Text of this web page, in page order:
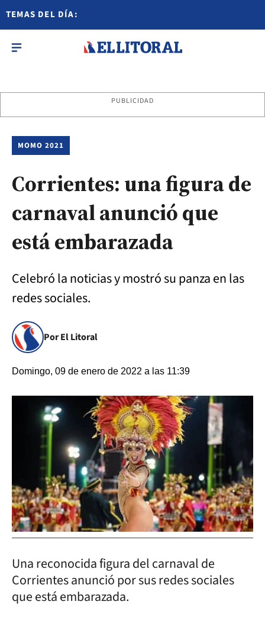
TEMAS DEL DÍA:
PUBLICIDAD
MOMO 2021
Corrientes: una figura de
carnaval anunció que
está embarazada
Celebró la noticias y mostró su panza en las
redes sociales.
Por El Litoral
Domingo, 09 de enero de 2022 a las 11:39
Una reconocida figura del carnaval de
Corrientes anunció por sus redes sociales
que está embarazada.